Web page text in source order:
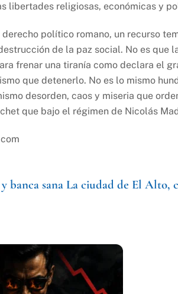
libertades religiosas, económicas y
político romano, un recurso
de la paz social. No es que
frenar una tiranía como declara el
que detenerlo. No es lo mismo
desorden, caos y miseria que
que bajo el régimen de Nicolás
banca sana La ciudad de El Alto,